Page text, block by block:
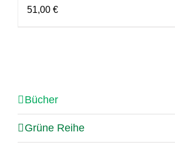
51,00 €
Bücher
Grüne Reihe